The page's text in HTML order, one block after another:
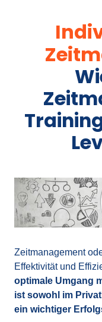
W
Zeitmanagement
Effektivität und
optimale Umgang
ist sowohl im
ein wichtiger